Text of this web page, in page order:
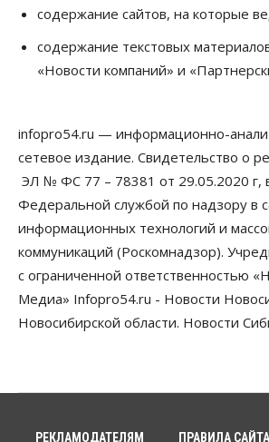
07 Августа 2026, 14:00
07 Августа 2026, 13:55
Авто Общество
Треть автовладельцев в
«поставили машины на прикол»
07 Августа 2026, 13:00
Власть
Школы, библиотеки, пешеходные
депутаты Госдумы контролируют
социальных объектах
07 Августа 2026, 12:35
Синоптики рассказали о погоде в
содержание сайтов, на которые
содержание текстовых
«Новости компаний» и
infopro54.ru — информационно-
сетевое издание. Свидетельство о
ЭЛ № ФС 77 – 78381 от 29.05.2020 г,
Федеральной службой по надзору в
информационных технологий и
коммуникаций (Роскомнадзор).
с ограниченной ответственностью
Медиа» Infopro54.ru - Новости
Новосибирской области. Новости
РЕКЛАМОДАТЕЛЯМ ПРАВИЛА САЙТА